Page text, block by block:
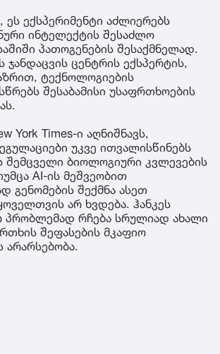
ექსპერიმენტი აძლიერებს
ინტელექტის შესაძლო
პათოგენების შესაქმნელად.
ჯანდაცვის ცენტრის ექსპერტის,
ტექნოლოგიების
შესაბამისი უსაფრთხოების
York Times-ი აღნიშნავს,
უკვე ითვალისწინებს
შემცველი ბიოლოგიური კვლევების
AI-ის მეშვეობით
გენომების შექმნა ასეთ
არ ხვდება. ჰანკეს
პრობლემად რჩება სრულიად ახალი
შეფასების მკაფიო
არარსებობა.